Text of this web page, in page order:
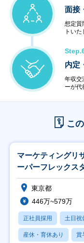
面接
想定質
トいた
内定
年収交
ーが代
こ
マーケティングリ
ーパーフレックス
東京都
446万~579万
正社員採用 土日祝
産休・育休あり 賞